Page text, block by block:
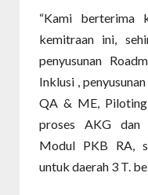
“Kami berterima
kemitraan ini,
penyusunan
Inklusi ,
QA & ME,
proses AKG dan
Modul PKB RA,
untuk daerah 3 T.